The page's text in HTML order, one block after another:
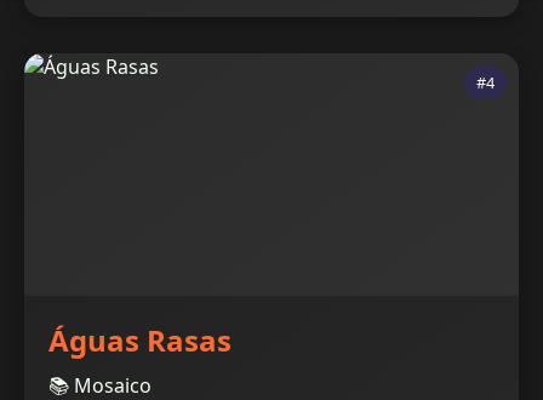
#4
Águas Rasas
📚 Mosaico